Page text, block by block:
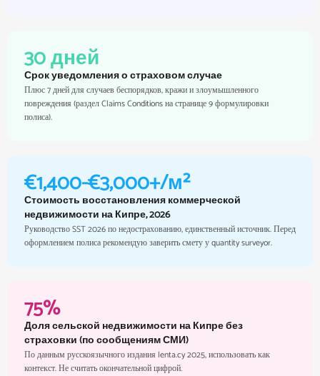
30 дней
Срок уведомления о страховом случае
Плюс 7 дней для случаев беспорядков, кражи и злоумышленного
повреждения (раздел Claims Conditions на странице 9 формулировки
полиса).
€1,400-€3,000+/м²
Стоимость восстановления коммерческой
недвижимости на Кипре, 2026
Руководство SST 2026 по недострахованию, единственный источник. Перед
оформлением полиса рекомендую заверить смету у quantity surveyor.
75%
Доля сельской недвижимости на Кипре без
страховки (по сообщениям СМИ)
По данным русскоязычного издания lenta.cy 2025, использовать как
контекст. Не считать окончательной цифрой.